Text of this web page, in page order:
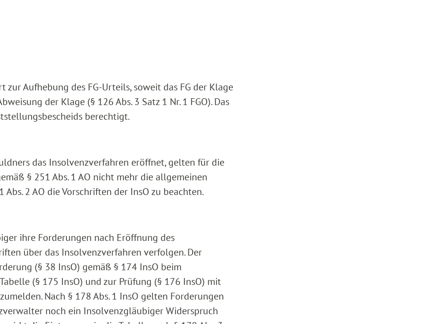
zur Aufhebung des FG-Urteils, soweit das FG der Klage
der Klage (§ 126 Abs. 3 Satz 1 Nr. 1 FGO). Das
berechtigt.
das Insolvenzverfahren eröffnet, gelten für die
§ 251 Abs. 1 AO nicht mehr die allgemeinen
2 AO die Vorschriften der InsO zu beachten.
ihre Forderungen nach Eröffnung des
über das Insolvenzverfahren verfolgen. Der
(§ 38 InsO) gemäß § 174 InsO beim
(§ 175 InsO) und zur Prüfung (§ 176 InsO) mit
Nach § 178 Abs. 1 InsO gelten Forderungen
noch ein Insolvenzgläubiger Widerspruch